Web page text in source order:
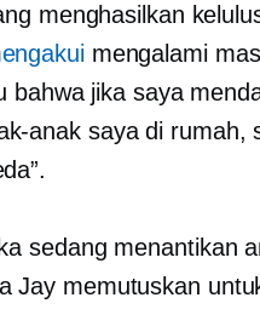
menghasilkan
mengalami
bahwa jika saya
anak saya di rumah,
sedang menantikan
Jay memutuskan